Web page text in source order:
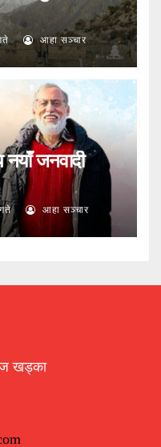
आहा सञ्चार
जनवादी
आहा सञ्चार
खड्का